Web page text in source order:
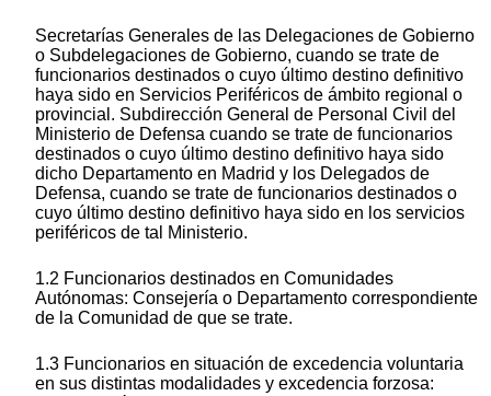
Secretarías Generales de las Delegaciones de Gobierno
o Subdelegaciones de Gobierno, cuando se trate de
funcionarios destinados o cuyo último destino definitivo
haya sido en Servicios Periféricos de ámbito regional o
provincial. Subdirección General de Personal Civil del
Ministerio de Defensa cuando se trate de funcionarios
destinados o cuyo último destino definitivo haya sido
dicho Departamento en Madrid y los Delegados de
Defensa, cuando se trate de funcionarios destinados o
cuyo último destino definitivo haya sido en los servicios
periféricos de tal Ministerio.
1.2 Funcionarios destinados en Comunidades
Autónomas: Consejería o Departamento correspondiente
de la Comunidad de que se trate.
1.3 Funcionarios en situación de excedencia voluntaria
en sus distintas modalidades y excedencia forzosa: